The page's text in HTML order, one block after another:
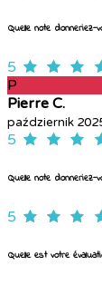
Quelle note donneriez-
5
P
Pierre C.
październik
5
Quelle note
5
Quelle est votre